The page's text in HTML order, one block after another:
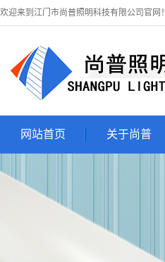
欢迎来到江门市尚普照明科技有限公司官网！
网站首页 关于尚普